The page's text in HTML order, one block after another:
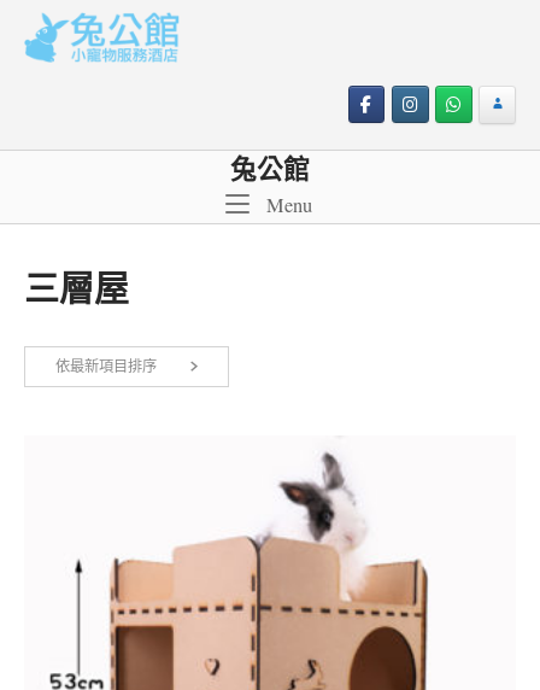
content
兔公館
MenuMenu
三層屋
依最新項目排序